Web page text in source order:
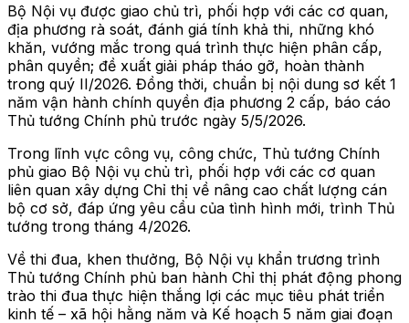
Bộ Nội vụ được giao chủ trì, phối hợp với các cơ quan,
địa phương rà soát, đánh giá tính khả thi, những khó
khăn, vướng mắc trong quá trình thực hiện phân cấp,
phân quyền; đề xuất giải pháp tháo gỡ, hoàn thành
trong quý II/2026. Đồng thời, chuẩn bị nội dung sơ kết 1
năm vận hành chính quyền địa phương 2 cấp, báo cáo
Thủ tướng Chính phủ trước ngày 5/5/2026.
Trong lĩnh vực công vụ, công chức, Thủ tướng Chính
phủ giao Bộ Nội vụ chủ trì, phối hợp với các cơ quan
liên quan xây dựng Chỉ thị về nâng cao chất lượng cán
bộ cơ sở, đáp ứng yêu cầu của tình hình mới, trình Thủ
tướng trong tháng 4/2026.
Về thi đua, khen thưởng, Bộ Nội vụ khẩn trương trình
Thủ tướng Chính phủ ban hành Chỉ thị phát động phong
trào thi đua thực hiện thắng lợi các mục tiêu phát triển
kinh tế – xã hội hằng năm và Kế hoạch 5 năm giai đoạn